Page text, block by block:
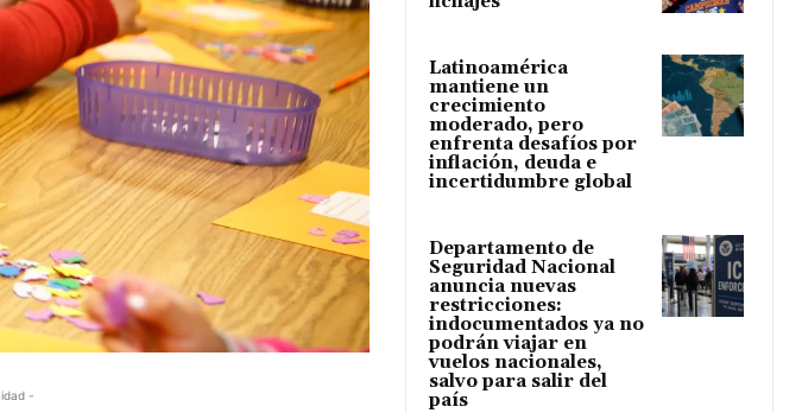
-
Latinoamérica
mantiene un
crecimiento
moderado, pero
enfrenta desafíos por
inflación, deuda e
incertidumbre global
Departamento de
Seguridad Nacional
anuncia nuevas
restricciones:
indocumentados ya no
podrán viajar en
vuelos nacionales,
salvo para salir del
país